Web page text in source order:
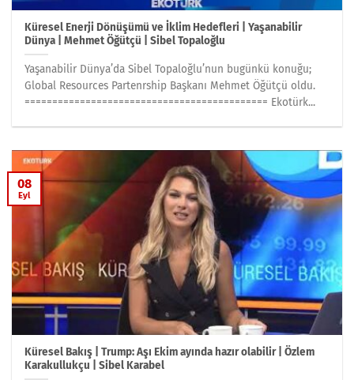
Küresel Enerji Dönüşümü ve İklim Hedefleri | Yaşanabilir
Dünya | Mehmet Öğütçü | Sibel Topaloğlu
Yaşanabilir Dünya’da Sibel Topaloğlu’nun bugünkü konuğu;
Global Resources Partenrship Başkanı Mehmet Öğütçü oldu.
============================================ Ekotürk...
Küresel Bakış | Trump: Aşı Ekim ayında hazır olabilir | Özlem
Karakullukçu | Sibel Karabel
08
Eyl